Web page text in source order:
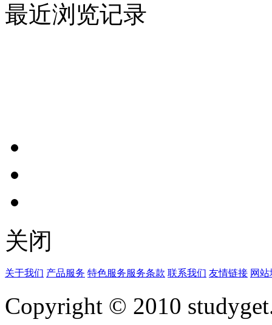
最近浏览记录
关闭
关于我们 产品服务 特色服务服务条款 联系我们 友情链接 网
Copyright © 2010